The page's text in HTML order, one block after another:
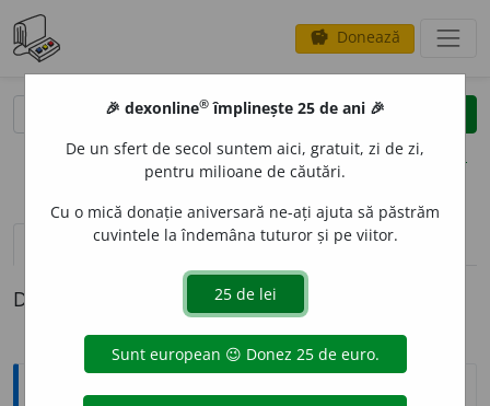
savings Donează
clear
opțiuni
definiții (1) pronunțievolume_up (50)
Definiția cu ID-ul 1102351:
Explicative DEX
🎉 dexonline® împlinește 25 de ani 🎉
De un sfert de secol suntem aici, gratuit, zi de zi,
pentru milioane de căutări.
Cu o mică donație aniversară ne-ați ajuta să păstrăm
cuvintele la îndemâna tuturor și pe viitor.